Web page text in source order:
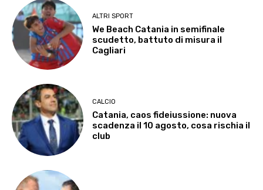
ALTRI SPORT
We Beach Catania in semifinale
scudetto, battuto di misura il
Cagliari
CALCIO
Catania, caos fideiussione: nuova
scadenza il 10 agosto, cosa rischia il
club